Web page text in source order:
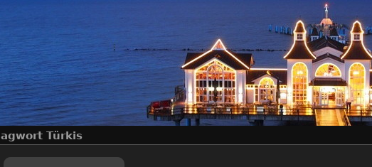
Türkis